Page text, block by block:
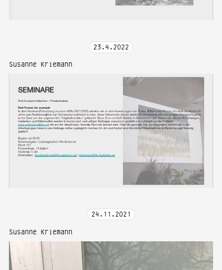
23 . 4 . 2022
Susanne Kriemann
24 . 11 . 2021
Susanne Kriemann